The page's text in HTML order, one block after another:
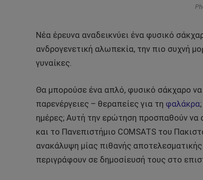
Νέα έρευνα αναδεικνύει ένα φυσικό
ανδρογενετική αλωπεκία, την πιο συχνή
γυναίκες.
Θα μπορούσε ένα απλό, φυσικό σάκχαρο να
παρενέργειες – θεραπείες για τη φαλάκρα
ημέρες; Αυτή την ερώτηση προσπαθούν να
και το Πανεπιστήμιο COMSATS του
ανακάλυψη μίας πιθανής
περιγράφουν σε δημοσίευσή τους στο